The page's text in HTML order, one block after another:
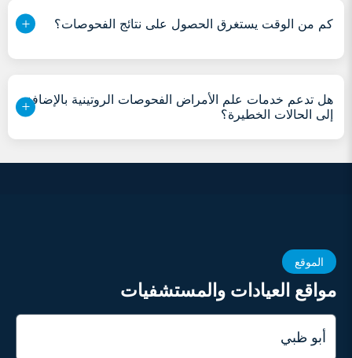
كم من الوقت يستغرق الحصول على نتائج الفحوصات؟
هل تدعم خدمات علم الأمراض الفحوصات الروتينية بالإضافة
إلى الحالات الخطيرة؟
الموقع
مواقع العيادات والمستشفيات
المدينة